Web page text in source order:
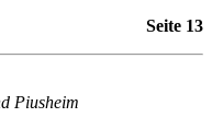
Seite 13
Piusheim